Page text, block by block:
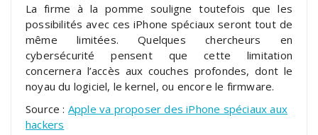
La firme à la pomme souligne toutefois que les
possibilités avec ces iPhone spéciaux seront tout de
même limitées. Quelques chercheurs en
cybersécurité pensent que cette limitation
concernera l’accès aux couches profondes, dont le
noyau du logiciel, le kernel, ou encore le firmware.
Source : Apple va proposer des iPhone spéciaux aux
hackers